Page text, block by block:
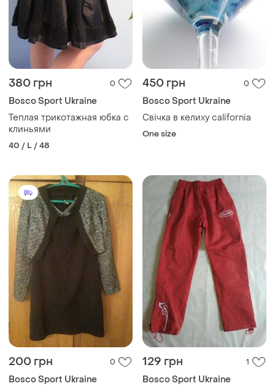
380 грн 0
Bosco Sport Ukraine
Теплая трикотажная юбка с
клиньями
40 / L / 48
450 грн 0
Bosco Sport Ukraine
Свічка в келиху california
One size
200 грн 0
Bosco Sport Ukraine
129 грн 1
Bosco Sport Ukraine